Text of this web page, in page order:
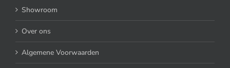
Showroom
Over ons
Algemene Voorwaarden